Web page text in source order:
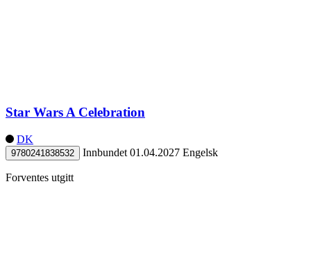
Star Wars A Celebration
DK
9780241838532 Innbundet 01.04.2027 Engelsk
Forventes utgitt